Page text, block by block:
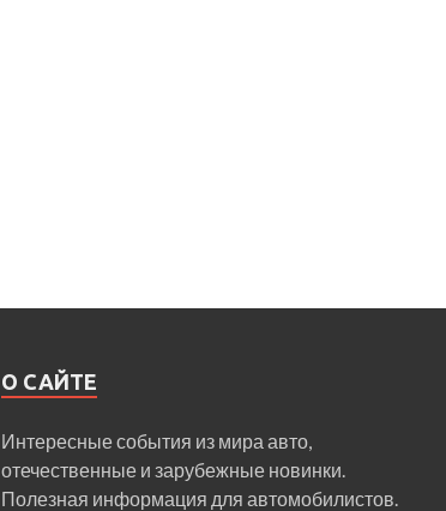
О САЙТЕ
Интересные события из мира авто,
отечественные и зарубежные новинки.
Полезная информация для автомобилистов.